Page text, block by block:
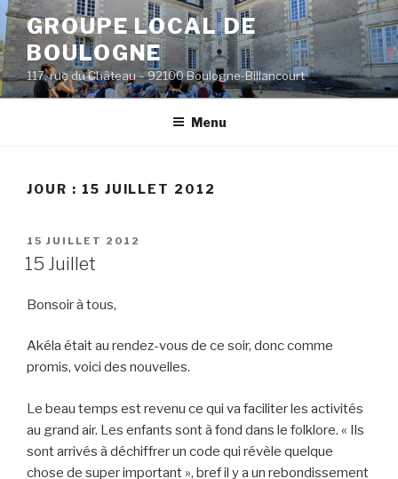
Aller
au
contenu
principal
GROUPE LOCAL DE
BOULOGNE
117, rue du Château – 92100 Boulogne-Billancourt
Menu
JOUR : 15 JUILLET 2012
PUBLIÉ
LE
15 JUILLET 2012
15 Juillet
Bonsoir à tous,
Akéla était au rendez-vous de ce soir, donc comme
promis, voici des nouvelles.
Le beau temps est revenu ce qui va faciliter les activités
au grand air. Les enfants sont à fond dans le folklore. « Ils
sont arrivés à déchiffrer un code qui révèle quelque
chose de super important », bref il y a un rebondissement